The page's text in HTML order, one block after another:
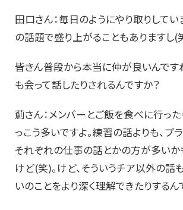
田口さん：毎日のようにやり取りしてい
の話題で盛り上がることもありますし(
――皆さん普段から本当に仲が良いんで
も会って話したりされるんですか？
薊さん：メンバーとご飯を食べに行っ
っこう多いですよ。練習の話よりも、プ
それぞれの仕事の話とかの方が多いか
けど(笑)。けど、そういうチア以外の話
いのことをより深く理解できたりするん